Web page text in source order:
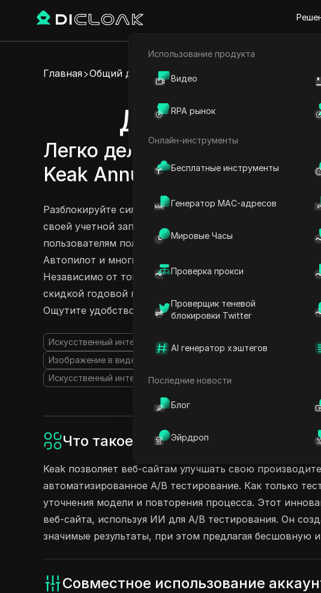
Электронная коммерция
Использование продукта
Видео
RPA рынок
Онлайн-инструменты
Бесплатные инструменты
Генератор MAC-адресов
Мировые Часы
Проверка прокси
Проверщик теневой
блокировки Twitter
AI генератор хэштегов
Последние новости
Блог
Эйрдроп
Главная Общий доступ к аккаунту
Делитесь
Легко делитесь аккаунтами
Keak Annual
Попробовать сейчас
Разблокируйте силу сотрудничества с ежемесячными
своей учетной записью Keak без проблем на разных
пользователям получать доступ к таким функциям, как
Автопилот и многим другим, не раскрывая при этом
Независимо от того, выберете ли вы гибкий
скидкой годовой план всего за 30 долларов в месяц,
Ощутите удобство командной работы с Keak уже
Искусственный интеллект в цифровом маркетинге
Изображение в видео
Искусственный интеллект для копирайтинга
Что такое Keak?
Keak позволяет веб-сайтам улучшать свою
автоматизированное A/B тестирование. Как только
уточнения модели и повторения процесса. Этот
веб-сайта, используя ИИ для A/B тестирования. Он
значимые результаты, при этом предлагая бесшовную
Совместное использование